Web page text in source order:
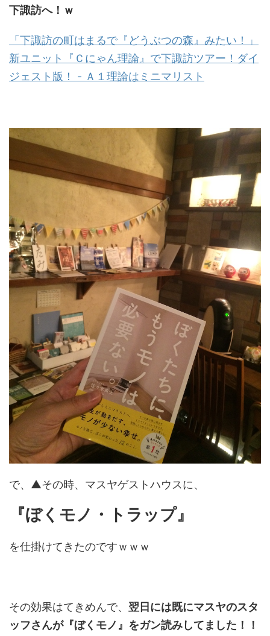
下諏訪へ！ｗ
「下諏訪の町はまるで『どうぶつの森』みたい！」
新ユニット『Ｃにゃん理論』で下諏訪ツアー！ダイ
ジェスト版！ - Ａ１理論はミニマリスト
で、▲その時、マスヤゲストハウスに、
『ぼくモノ・トラップ』
を仕掛けてきたのですｗｗｗ
その効果はてきめんで、 翌日には既にマスヤのスタ
ッフさんが『ぼくモノ』をガン読みしてました！！